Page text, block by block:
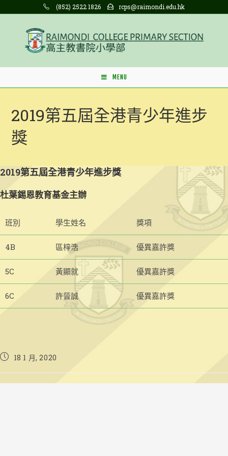
content
(852) 2522 1826 rcps@raimondi.edu.hk
MENU
2019第五屆全港青少年進步
獎
2019第五屆全港青少年進步獎
杜葉錫恩教育基金主辦
班別 學生姓名 獎項
4B 區梓浩 優異嘉許獎
5C 黃顯就 優異嘉許獎
6C 許晉誠 優異嘉許獎
Post18 1 月, 2020